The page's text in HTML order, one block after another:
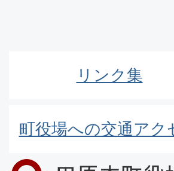
リンク集
町役場への交通アク